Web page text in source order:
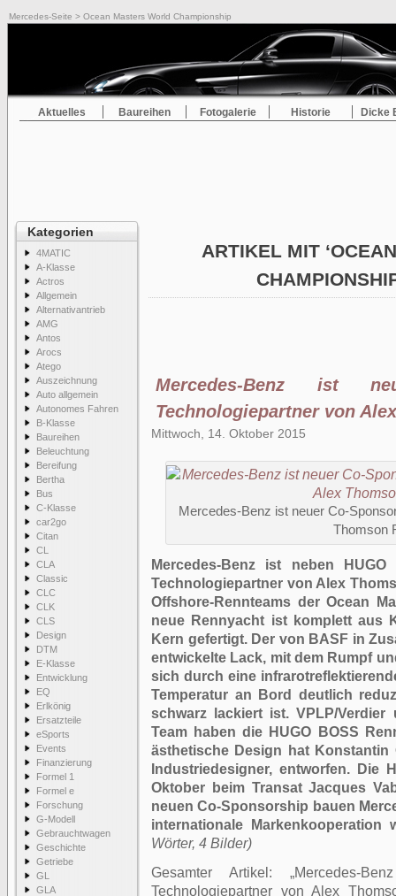
Mercedes-Seite > Ocean Masters World Championship
Aktuelles Baureihen Fotogalerie Historie Dicke
Kategorien
4MATIC
A-Klasse
Actros
Allgemein
Alternativantrieb
AMG
Antos
Arocs
Atego
Auszeichnung
Auto allgemein
Autonomes Fahren
B-Klasse
Baureihen
Beleuchtung
Bereifung
Bertha
Bus
C-Klasse
car2go
Citan
CL
CLA
Classic
CLC
CLK
CLS
Design
DTM
E-Klasse
Entwicklung
EQ
Erlkönig
Ersatzteile
eSports
Events
Finanzierung
Formel 1
Formel e
Forschung
G-Modell
Gebrauchtwagen
Geschichte
Getriebe
GL
GLA
ARTIKEL MIT
Mercedes-Benz ist
Technologiepartner von
Mittwoch, 14. Oktober 2015
Mercedes-Benz ist neuer Co-
Thomson
Mercedes-Benz ist neben
Technologiepartner von Alex
Offshore-Rennteams der Ocean
neue Rennyacht ist komplett aus
Kern gefertigt. Der von BASF in
entwickelte Lack, mit dem Rumpf
sich durch eine
Temperatur an Bord deutlich
schwarz lackiert ist. VPLP/
Team haben die HUGO BOSS
ästhetische Design hat Konstantin
Industriedesigner, entworfen. Die
Oktober beim Transat Jacques
neuen Co-Sponsorship bauen
internationale Markenkooperation
Wörter, 4 Bilder)
Gesamter Artikel:
Mercedes-
Technologiepartner von Alex